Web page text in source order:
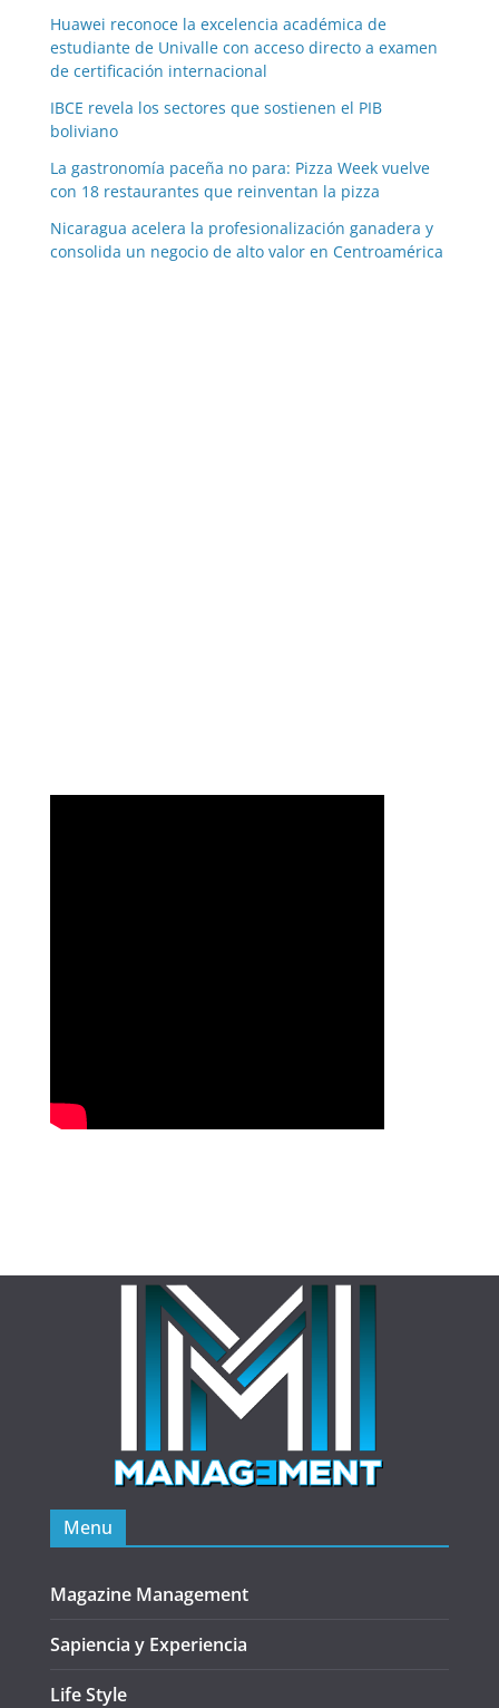
Huawei reconoce la excelencia académica de
estudiante de Univalle con acceso directo a examen
de certificación internacional
IBCE revela los sectores que sostienen el PIB
boliviano
La gastronomía paceña no para: Pizza Week vuelve
con 18 restaurantes que reinventan la pizza
Nicaragua acelera la profesionalización ganadera y
consolida un negocio de alto valor en Centroamérica
Menu
Magazine Management
Sapiencia y Experiencia
Life Style